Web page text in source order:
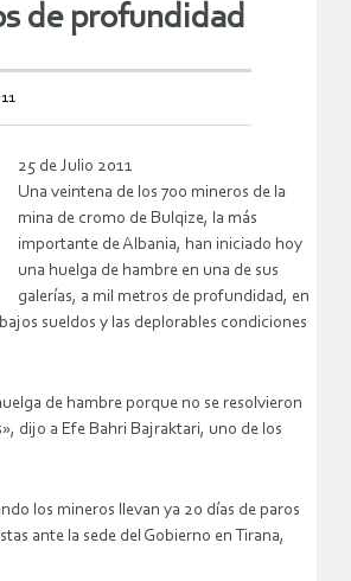
de profundidad
25 de Julio 2011
Una veintena de los 700 mineros de la
mina de cromo de Bulqize, la más
importante de Albania, han iniciado hoy
una huelga de hambre en una de sus
galerías, a mil metros de profundidad, en
sueldos y las deplorables condiciones
de hambre porque no se resolvieron
dijo a Efe Bahri Bajraktari, uno de los
los mineros llevan ya 20 días de paros
ante la sede del Gobierno en Tirana,